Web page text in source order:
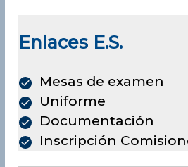
Enlaces E.S.
Mesas de examen
Uniforme
Documentación
Inscripción